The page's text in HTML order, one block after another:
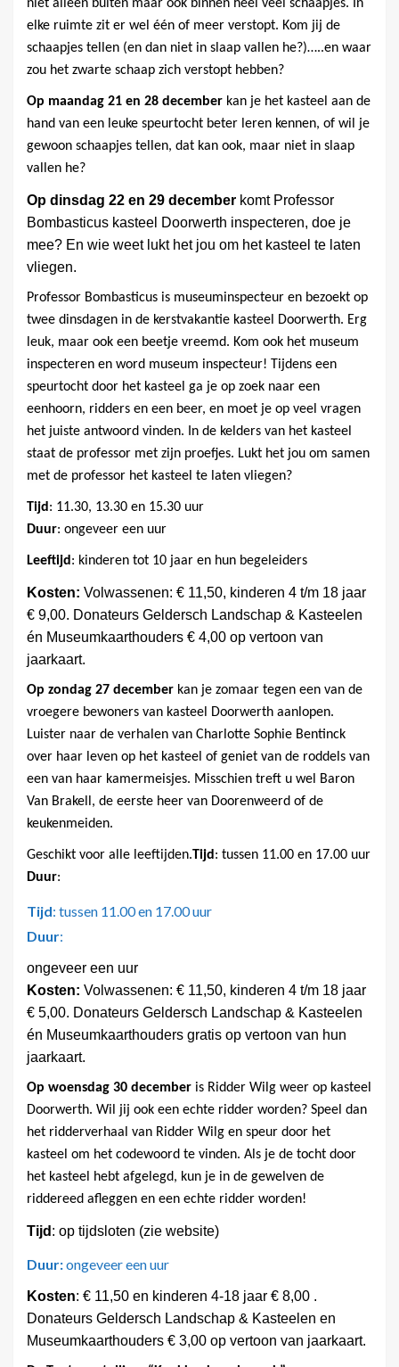
niet alleen buiten maar ook binnen heel veel schaapjes. In
elke ruimte zit er wel één of meer verstopt. Kom jij de
schaapjes tellen (en dan niet in slaap vallen he?)…..en waar
zou het zwarte schaap zich verstopt hebben?
Op maandag 21 en 28 december kan je het kasteel aan de
hand van een leuke speurtocht beter leren kennen, of wil je
gewoon schaapjes tellen, dat kan ook, maar niet in slaap
vallen he?
Op dinsdag 22 en 29 december komt Professor
Bombasticus kasteel Doorwerth inspecteren, doe je
mee? En wie weet lukt het jou om het kasteel te laten
vliegen.
Professor Bombasticus is museuminspecteur en bezoekt op
twee dinsdagen in de kerstvakantie kasteel Doorwerth. Erg
leuk, maar ook een beetje vreemd. Kom ook het museum
inspecteren en word museum inspecteur! Tijdens een
speurtocht door het kasteel ga je op zoek naar een
eenhoorn, ridders en een beer, en moet je op veel vragen
het juiste antwoord vinden.
In de kelders van het kasteel
staat de professor met zijn proefjes. Lukt het jou om samen
met de professor het kasteel te laten vliegen?
Tijd : 11.30, 13.30 en 15.30 uur
Duur: ongeveer een uur
Leeftijd : kinderen tot 10 jaar en hun begeleiders
Kosten: Volwassenen: € 11,50, kinderen 4 t/m 18 jaar
€ 9,00. Donateurs Geldersch Landschap & Kasteelen
én Museumkaarthouders € 4,00 op vertoon van
jaarkaart.
Op zondag 27 december kan je zomaar tegen een van de
vroegere bewoners van kasteel Doorwerth aanlopen.
Luister naar de verhalen van Charlotte Sophie Bentinck
over haar leven op het kasteel of geniet van de roddels van
een van haar kamermeisjes. Misschien treft u wel Baron
Van Brakell, de eerste heer van Doorenweerd of de
keukenmeiden.
Geschikt voor alle leeftijden.Tijd : tussen 11.00 en 17.00 uur
Duur:
Tijd: tussen 11.00 en 17.00 uur
Duur:
ongeveer een uur
Kosten: Volwassenen: € 11,50, kinderen 4 t/m 18 jaar
€ 5,00. Donateurs Geldersch Landschap & Kasteelen
én Museumkaarthouders gratis op vertoon van hun
jaarkaart.
Op woensdag 30 december is Ridder Wilg weer op kasteel
Doorwerth. Wil jij ook een echte ridder worden? Speel dan
het ridderverhaal van Ridder Wilg en speur door het
kasteel om het codewoord te vinden. Als je de tocht door
het kasteel hebt afgelegd, kun je in de gewelven de
riddereed afleggen en een echte ridder worden!
Tijd : op tijdsloten (zie website)
Duur:ongeveer een uur
Kosten: € 11,50 en kinderen 4-18 jaar € 8,00 .
Donateurs Geldersch Landschap & Kasteelen en
Museumkaarthouders € 3,00 op vertoon van jaarkaart.